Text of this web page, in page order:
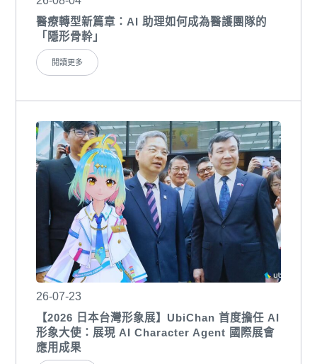
醫療轉型新篇章：AI 助理如何成為醫護團隊的
「隱形骨幹」
閱讀更多
26-07-23
【2026 日本台灣形象展】UbiChan 首度擔任 AI
形象大使：展現 AI Character Agent 國際展會
應用成果